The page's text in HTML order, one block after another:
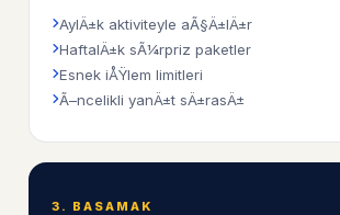
AylÄ±k aktiviteyle aÃ§Ä±lÄ±r
HaftalÄ±k sÃ¼rpriz paketler
Esnek iÅŸlem limitleri
Ã–ncelikli yanÄ±t sÄ±rasÄ±
3. BASAMAK